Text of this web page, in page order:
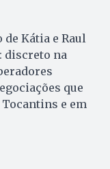
Kátia e Raul
discreto na
que
e em